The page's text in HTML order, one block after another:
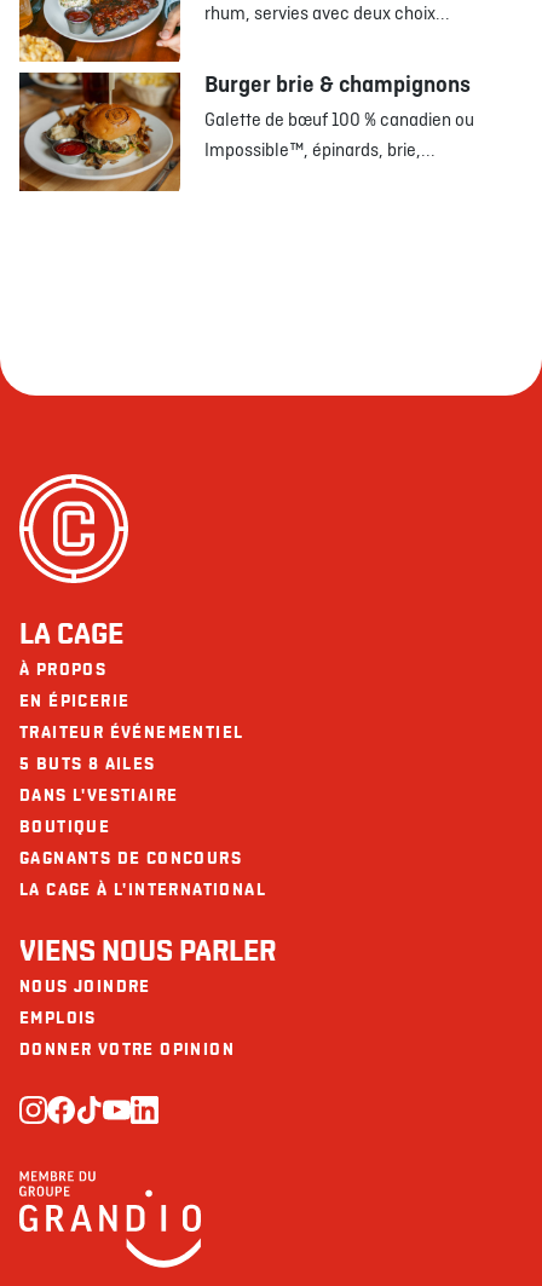
rhum, servies avec deux choix...
Burger brie & champignons
Galette de bœuf 100 % canadien ou
Impossible™, épinards, brie,...
LA CAGE
À PROPOS
EN ÉPICERIE
TRAITEUR ÉVÉNEMENTIEL
5 BUTS 8 AILES
DANS L'VESTIAIRE
BOUTIQUE
GAGNANTS DE CONCOURS
LA CAGE À L'INTERNATIONAL
VIENS NOUS PARLER
NOUS JOINDRE
EMPLOIS
DONNER VOTRE OPINION